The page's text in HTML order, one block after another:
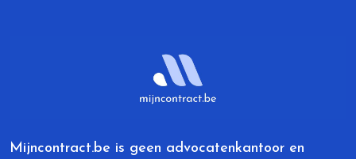
Mijncontract.be is geen advocatenkantoor en